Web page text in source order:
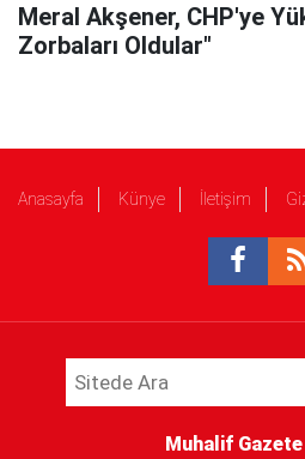
Meral Akşener, CHP'ye
Zorbaları Oldular"
Anasayfa Künye İletişim
Muhalif Gazete